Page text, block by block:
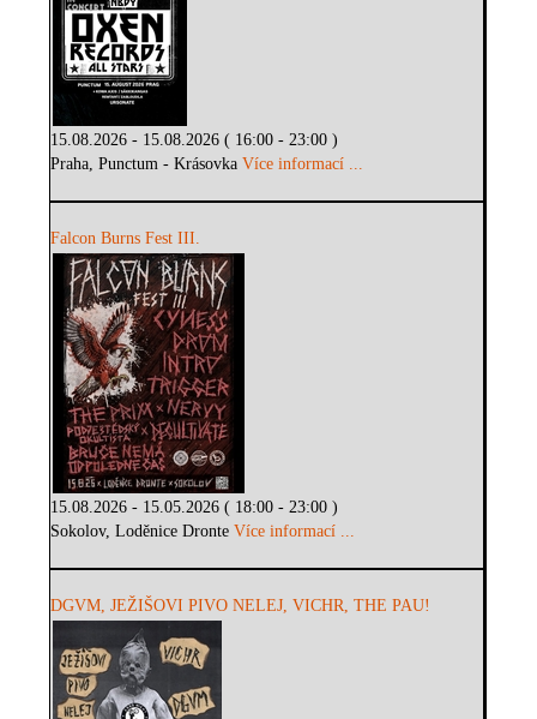
15.08.2026 - 15.08.2026 ( 16:00 - 23:00 )
Praha, Punctum - KrásovkaVíce informací ...
Falcon Burns Fest III.
15.08.2026 - 15.05.2026 ( 18:00 - 23:00 )
Sokolov, Loděnice DronteVíce informací ...
DGVM, JEŽIŠOVI PIVO NELEJ, VICHR, THE PAU!